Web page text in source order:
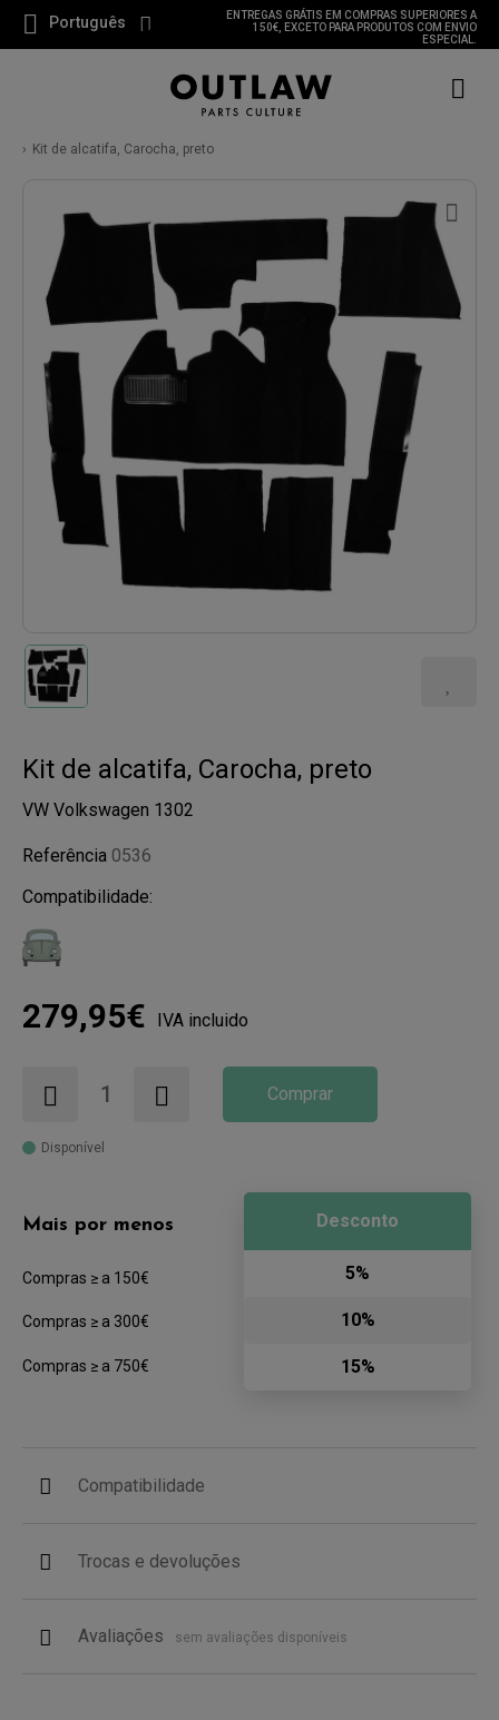
Português
ENTREGAS GRÁTIS EM COMPRAS SUPERIORES A
150€, EXCETO PARA PRODUTOS COM ENVIO
ESPECIAL.
Kit de alcatifa, Carocha, preto
Kit de alcatifa, Carocha, preto
VW Volkswagen 1302
Referência 0536
Compatibilidade:
279,95€ IVA incluido
Comprar
Disponível
Mais por menos
Compras ≥ a 150€
Compras ≥ a 300€
Compras ≥ a 750€
Desconto
5%
10%
15%
Compatibilidade
Trocas e devoluções
Avaliações sem avaliações disponíveis